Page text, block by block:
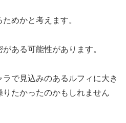
めかと考えます。
ある可能性があります。
で見込みのあるルフィに大き
たかったのかもしれません